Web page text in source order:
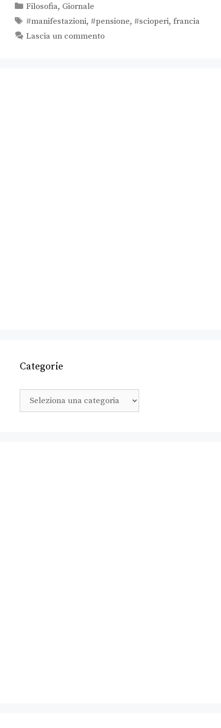
Filosofia, Giornale
#manifestazioni, #pensione, #scioperi,francia
Lascia un commento
Categorie